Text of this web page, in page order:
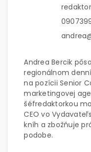
redaktor
Andrea Bercik
regionálnom
na pozícii Senior
marketingovej
šéfredaktorkou
CEO vo
kníh a zbožňuje
podobe.